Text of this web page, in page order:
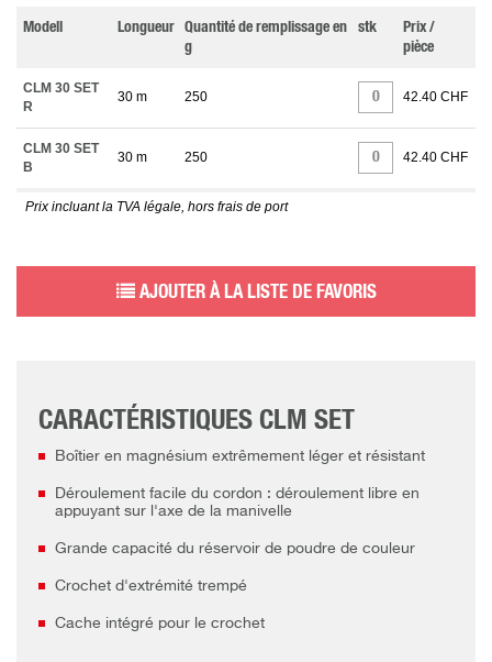
Modell Longueur
Quantité de remplissage en
g
stk
Prix /
pièce
CLM 30 SET
R
30 m 250 42.40 CHF
CLM 30 SET
B
30 m 250 42.40 CHF
Prix incluant la TVA légale, hors frais de port
AJOUTER À LA LISTE DE FAVORIS
CARACTÉRISTIQUES CLM SET
Boîtier en magnésium extrêmement léger et résistant
Déroulement facile du cordon : déroulement libre en
appuyant sur l'axe de la manivelle
Grande capacité du réservoir de poudre de couleur
Crochet d'extrémité trempé
Cache intégré pour le crochet